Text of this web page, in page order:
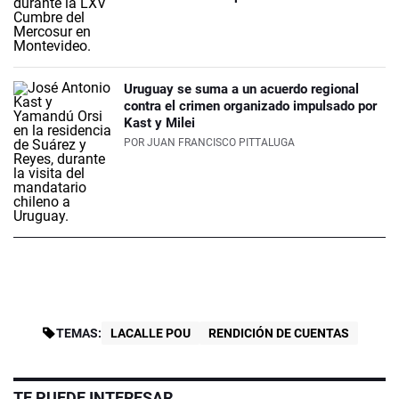
Uruguay se suma a un acuerdo regional
contra el crimen organizado impulsado por
Kast y Milei
POR JUAN FRANCISCO PITTALUGA
TEMAS: LACALLE POU RENDICIÓN DE CUENTAS